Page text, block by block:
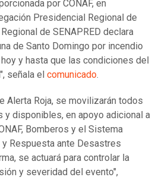
por CONAF, en
Presidencial Regional de
de SENAPRED declara
de Santo Domingo por incendio
y hasta que las condiciones del
señala el comunicado.
Alerta Roja, se movilizarán todos
y disponibles, en apoyo adicional a
Bomberos y el Sistema
y Respuesta ante Desastres
se actuará para controlar la
y severidad del evento",